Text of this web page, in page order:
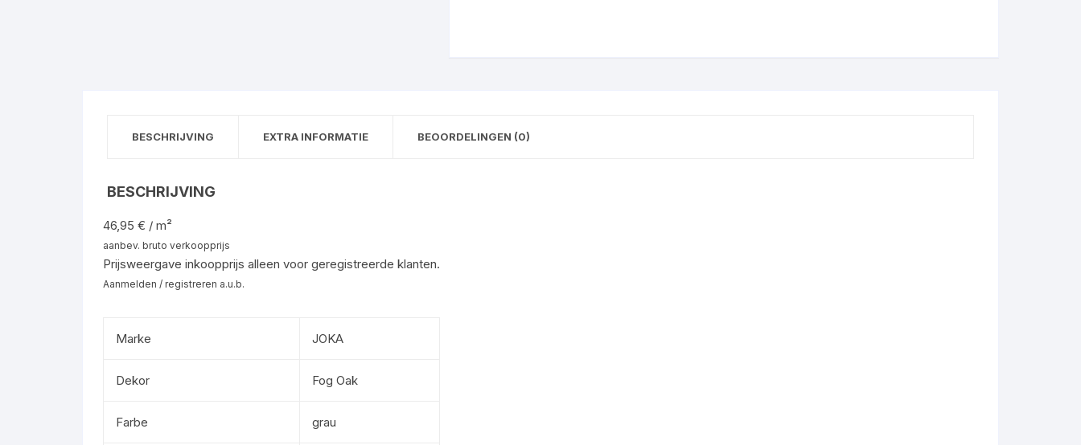
BESCHRIJVING EXTRA INFORMATIE BEOORDELINGEN (0)
BESCHRIJVING
46,95 € / m²
aanbev. bruto verkoopprijs
Prijsweergave inkoopprijs alleen voor geregistreerde klanten.
Aanmelden / registreren a.u.b.
Marke JOKA
Dekor Fog Oak
Farbe grau